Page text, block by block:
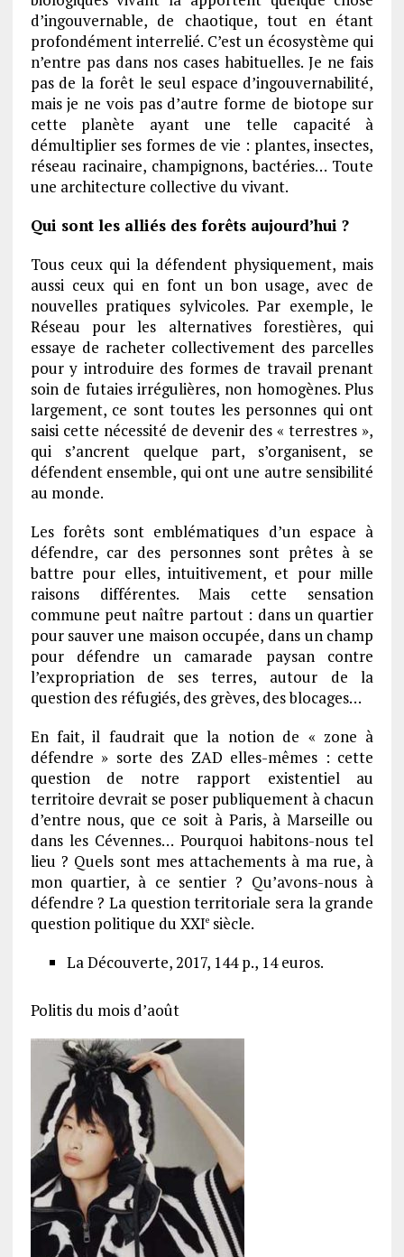
d’ingouvernable, de chaotique, tout en étant
profondément interrelié. C’est un écosystème qui
n’entre pas dans nos cases habituelles. Je ne fais
pas de la forêt le seul espace d’ingouvernabilité,
mais je ne vois pas d’autre forme de biotope sur
cette planète ayant une telle capacité à
démultiplier ses formes de vie : plantes, insectes,
réseau racinaire, champignons, bactéries… Toute
une architecture collective du vivant.
Qui sont les alliés des forêts aujourd’hui ?
Tous ceux qui la défendent physiquement, mais
aussi ceux qui en font un bon usage, avec de
nouvelles pratiques sylvicoles. Par exemple, le
Réseau pour les alternatives forestières, qui
essaye de racheter collectivement des parcelles
pour y introduire des formes de travail prenant
soin de futaies irrégulières, non homogènes. Plus
largement, ce sont toutes les personnes qui ont
saisi cette nécessité de devenir des « terrestres »,
qui s’ancrent quelque part, s’organisent, se
défendent ensemble, qui ont une autre sensibilité
au monde.
Les forêts sont emblématiques d’un espace à
défendre, car des personnes sont prêtes à se
battre pour elles, intuitivement, et pour mille
raisons différentes. Mais cette sensation
commune peut naître partout : dans un quartier
pour sauver une maison occupée, dans un champ
pour défendre un camarade paysan contre
l’expropriation de ses terres, autour de la
question des réfugiés, des grèves, des blocages…
En fait, il faudrait que la notion de « zone à
défendre » sorte des ZAD elles-mêmes : cette
question de notre rapport existentiel au
territoire devrait se poser publiquement à chacun
d’entre nous, que ce soit à Paris, à Marseille ou
dans les Cévennes… Pourquoi habitons-nous tel
lieu ? Quels sont mes attachements à ma rue, à
mon quartier, à ce sentier ? Qu’avons-nous à
défendre ? La question territoriale sera la grande
question politique du XXIesiècle.
La Découverte, 2017, 144 p., 14 euros.
Politis du mois d’août